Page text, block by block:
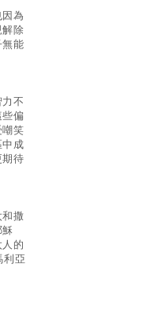
為
解除
無能
不
偏
嘲笑
中成
期待
和撒
的
利亞